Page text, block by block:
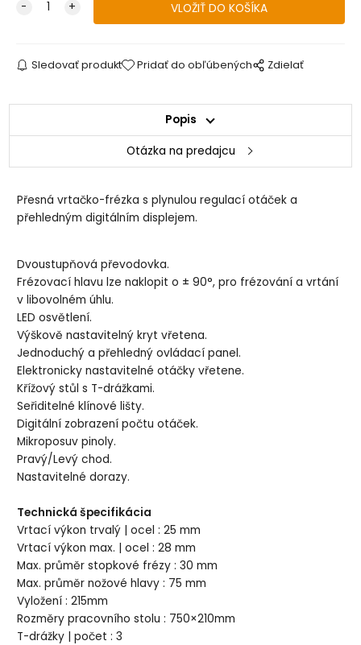
Sledovať produkt Pridať do obľúbených Zdielať
Popis
Otázka na predajcu
Přesná vrtačko-frézka s plynulou regulací otáček a
přehledným digitálním displejem.
Dvoustupňová převodovka.
Frézovací hlavu lze naklopit o ± 90°, pro frézování a vrtání
v libovolném úhlu.
LED osvětlení.
Výškově nastavitelný kryt vřetena.
Jednoduchý a přehledný ovládací panel.
Elektronicky nastavitelné otáčky vřetene.
Křížový stůl s T-drážkami.
Seřiditelné klínové lišty.
Digitální zobrazení počtu otáček.
Mikroposuv pinoly.
Pravý/Levý chod.
Nastavitelné dorazy.
Technická špecifikácia
Vrtací výkon trvalý | ocel : 25 mm
Vrtací výkon max. | ocel : 28 mm
Max. průměr stopkové frézy : 30 mm
Max. průměr nožové hlavy : 75 mm
Vyložení : 215mm
Rozměry pracovního stolu : 750×210mm
T-drážky | počet : 3